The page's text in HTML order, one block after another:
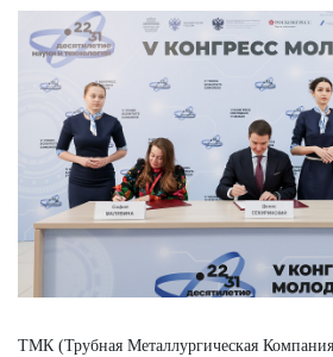
ТМК (Трубная Металлургическая